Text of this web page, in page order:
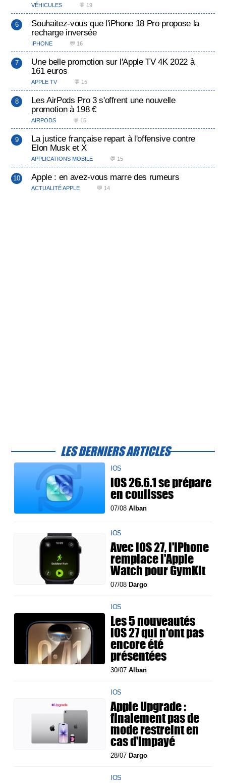
VÉHICULES 💬 19
Souhaitez-vous que l'iPhone 18 Pro propose la
recharge inversée
IPHONE 💬 16
Une belle promotion sur l'Apple TV 4K 2022 à
161 euros
APPLE TV 💬 15
Les AirPods Pro 3 s'offrent une nouvelle
promotion à 198 €
AIRPODS 💬 15
La justice française repart à l'offensive contre
Elon Musk et X
APPLICATIONS MOBILE 💬 15
Apple : en avez-vous marre des rumeurs
ACTUALITÉ APPLE 💬 14
LES DERNIERS ARTICLES
IOS
iOS 26.6.1 se prépare
en coulisses
07/08Alban
IOS
Avec iOS 27, l'iPhone
remplace l'Apple
Watch pour GymKit
07/08 Dargo
IOS
Les 5 nouveautés
iOS 27 qui n'ont pas
encore été
présentées
30/07Alban
IOS
Apple Upgrade :
finalement pas de
mode restreint en
cas d'impayé
28/07 Dargo
IOS